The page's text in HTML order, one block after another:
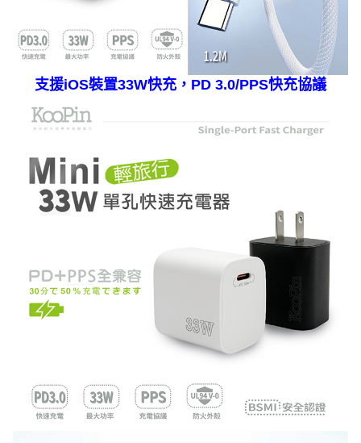
支援iOS裝置33W快充，PD 3.0/PPS快充協議